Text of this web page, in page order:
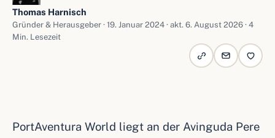
Thomas Harnisch
Gründer & Herausgeber · 19. Januar 2024 · akt. 6. August 2026 · 4
Min. Lesezeit
PortAventura World liegt an der Avinguda Pere